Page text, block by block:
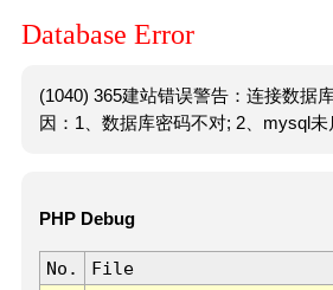
Database Error
(1040) 365建站错误警告：连接数据
因：1、数据库密码不对; 2、mysql未
PHP Debug
No. File